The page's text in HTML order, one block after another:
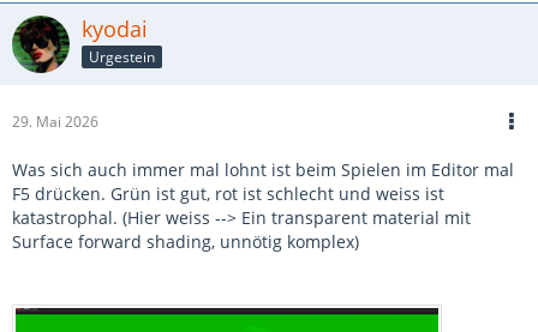
kyodai
Urgestein
29. Mai 2026
Was sich auch immer mal lohnt ist beim Spielen im Editor mal
F5 drücken. Grün ist gut, rot ist schlecht und weiss ist
katastrophal. (Hier weiss --> Ein transparent material mit
Surface forward shading, unnötig komplex)